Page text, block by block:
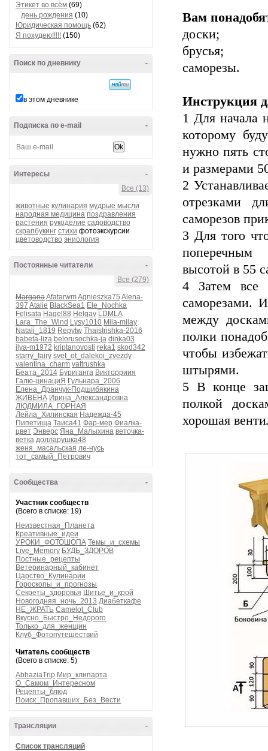
Этикет во всём (69)
день рождения (10)
Юридическая помощь (62)
Я похудею!!!!! (150)
-
Поиск по дневнику
в этом дневнике
-
Подписка по e-mail
-
Интересы
Все (13)
животные кулинария мудрые мысли
народная медицина поздравления
растения рукоделие садоводство
скрапбукинг стихи фотоэкскурсии
цветоводство эниология
-
Постоянные читатели
Все (279)
MarganaAfatarwmAgnieszka75 Alena-
397 Atalie BlackSea1 Ele_Nochka
Felisata Hagel88 Helgav LDMLA
Lara_The_Wind Lysy1010 Mila-milay
Natali_1819 Repytw ThaisIrishka-2016
babeta-liza belorusochka-ja dinka03
ilya-m1972 kriptanovosti reka1 skod342
starry_fairy svet_ot_dalekoi_zvezdy
valentina_charm vattrushka
Беата_2014 Буриганга Викторриия
Галю-цинациЯ Гульнара_2006
Елена_Дранчук-Подшибякина
ЖИВЕНА Ирина_Александровна
ЛЮДМИЛА_ГОРНАЯ
Лейла_Хилинская Надежда-45
Пипетища Таиса41 Фар-мер Фиалка-
цвет Энверс Яна_Малыхина веточка-
ветка долларушка48
женя_масальская ле-нусь
тот_самый_Петрович
-
Сообщества
Участник сообществ
(Всего в списке: 19)
Неизвестная_Планета
Креативные_идеи
УРОКИ_ФОТОШОПА Темы_и_схемы
Live_Memory БУДЬ_ЗДОРОВ
Постные_рецепты
Ветеринарный_кабинет
Царство_Кулинарии
Гороскопы_и_прогнозы
Секреты_здоровья Шитье_и_крой
Новогодняя_ночь_2013 Диабеткафе
НЕ_ЖРАТЬ Camelot_Club
Вкусно_Быстро_Недорого
Только_для_женщин
Клуб_Фотопутешествий
Читатель сообществ
(Всего в списке: 5)
AbhaziaTrip Мир_клипарта
О_Самом_Интересном
Рецепты_блюд
Поиск_Пропавших_Без_Вести
-
Трансляции
Список трансляций
Вам
доски;
брусья;
саморезы.
Инструкция
1 Для начала
которому
нужно пять
и размерами
2
отрезками
саморезов
3 Для того
поперечным
высотой в 55
4 Затем все
саморезами.
между
полки
чтобы
штырями.
5 В конце
полкой
хорошая